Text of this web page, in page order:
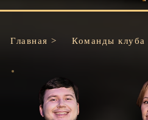
Главная > Команды клуба